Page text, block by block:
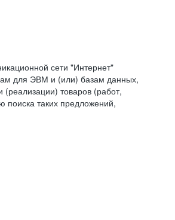
сети "Интернет"
для ЭВМ и (или) базам данных,
товаров (работ,
поиска таких предложений,